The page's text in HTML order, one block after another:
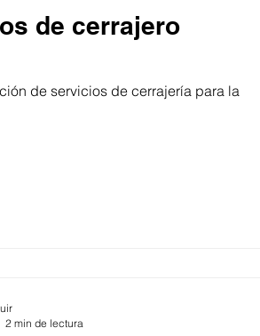
de cerrajero
de servicios de cerrajería para la
2 min de lectura